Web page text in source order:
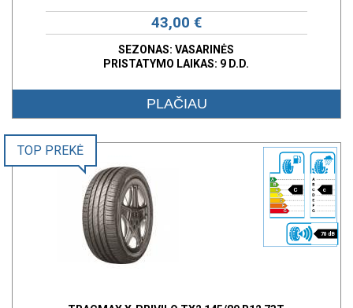
43,00 €
SEZONAS: VASARINĖS
PRISTATYMO LAIKAS: 9 D.D.
PLAČIAU
C c
70 dB
TOP PREKĖ